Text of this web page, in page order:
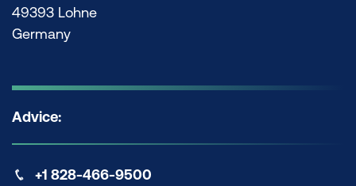
49393 Lohne
Germany
Advice:
+1 828-466-9500